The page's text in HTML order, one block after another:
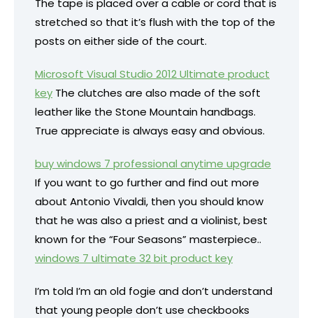
stretched so that it’s flush with the top of the
posts on either side of the court.
Microsoft Visual Studio 2012 Ultimate product
key The clutches are also made of the soft
leather like the Stone Mountain handbags.
True appreciate is always easy and obvious.
buy windows 7 professional anytime upgrade
If you want to go further and find out more
about Antonio Vivaldi, then you should know
that he was also a priest and a violinist, best
known for the “Four Seasons” masterpiece..
windows 7 ultimate 32 bit product key
I’m told I’m an old fogie and don’t understand
that young people don’t use checkbooks